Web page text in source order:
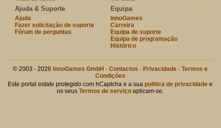
Ajuda & Suporte
Ajuda
Fazer solicitação de suporte
Fórum de perguntas
Equipa
InnoGames
Carreira
Equipa de suporte
Equipa de programação
Histórico
© 2003 - 2026 InnoGames GmbH ·Contactos · Privacidade ·Termos e
Condições
Este portal estate protegido com hCaptcha e a suapolitica de privacidade e
os seusTermos de serviço aplicam-se.